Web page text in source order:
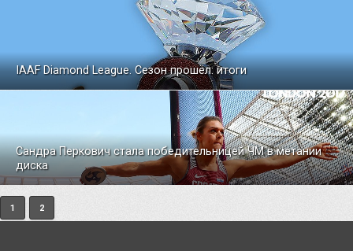
IAAF Diamond League. Сезон прошёл: итоги
Сандра Перкович стала победительницей ЧМ в метании
диска
1 2